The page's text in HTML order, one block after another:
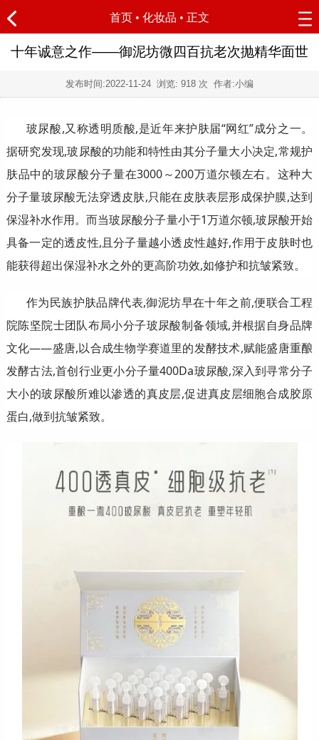
首页 • 化妆品 • 正文
十年诚意之作——御泥坊微四百抗老次抛精华面世
发布时间:2022-11-24 浏览: 918 次 作者:小编
玻尿酸,又称透明质酸,是近年来护肤届“网红”成分之一。
据研究发现,玻尿酸的功能和特性由其分子量大小决定,常规护
肤品中的玻尿酸分子量在3000～200万道尔顿左右。这种大
分子量玻尿酸无法穿透皮肤,只能在皮肤表层形成保护膜,达到
保湿补水作用。而当玻尿酸分子量小于1万道尔顿,玻尿酸开始
具备一定的透皮性,且分子量越小透皮性越好,作用于皮肤时也
能获得超出保湿补水之外的更高阶功效,如修护和抗皱紧致。
作为民族护肤品牌代表,御泥坊早在十年之前,便联合工程
院陈坚院士团队布局小分子玻尿酸制备领域,并根据自身品牌
文化——盛唐,以合成生物学赛道里的发酵技术,赋能盛唐重酿
发酵古法,首创行业更小分子量400Da玻尿酸,深入到寻常分子
大小的玻尿酸所难以渗透的真皮层,促进真皮层细胞合成胶原
蛋白,做到抗皱紧致。